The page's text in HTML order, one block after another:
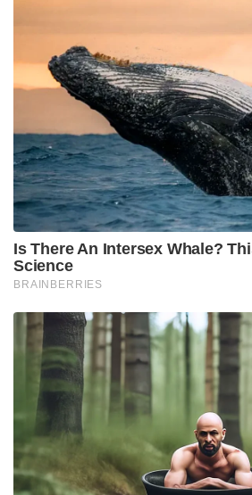
Is There An Intersex Whale?
Science
BRAINBERRIES